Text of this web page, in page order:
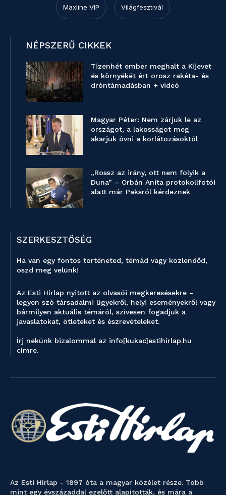
Maxline VIP Világfesztivál
NÉPSZERŰ CIKKEK
Tizenhét ember meghalt a Kijevet
és környékét ért orosz rakéta- és
dróntámadásban + videó
Magyar Péter: Nem zárjuk le az
országot, a lakosságot meg
akarjuk óvni a korlátozásoktól
„Rossz az irány, ott nem folyik a
Duna” – Orbán Anita protokollfotói
alatt már Paksról kérdeznek
SZERKESZTŐSÉG
Ha van egy fontos történeted, témád vagy közlendőd,
oszd meg velünk!
Az Esti Hírlap nyitott az olvasói megkeresésekre –
legyen szó társadalmi ügyekről, helyi eseményekről vagy
bármilyen aktuális témáról, szívesen fogadjuk a
javaslatokat, ötleteket és észrevételeket.
Írj nekünk bizalommal az info[kukac]estihirlap.hu
címre.
Az Esti Hírlap - 1897 óta a magyar közélet része. Több
mint egy évszázaddal ezelőtt alapították, és mára a